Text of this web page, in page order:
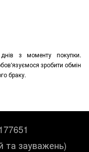
з моменту покупки.
зробити обмін
браку.
та зауважень)